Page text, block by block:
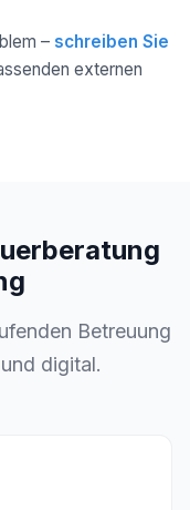
– schreiben Sie
externen
Betreuung
digital.